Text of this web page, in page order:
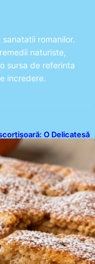
romanilor.
naturiste,
sursa de referinta
incredere.
O Delicatesă
Maicii Domnului